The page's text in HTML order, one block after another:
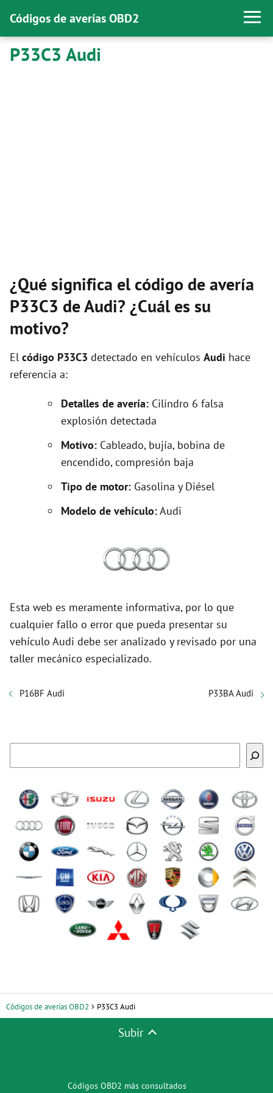
Códigos de averías OBD2
P33C3 Audi
¿Qué significa el código de avería
P33C3 de Audi? ¿Cuál es su
motivo?
El código P33C3 detectado en vehículos Audi hace
referencia a:
Detalles de avería: Cilindro 6 falsa
explosión detectada
Motivo: Cableado, bujía, bobina de
encendido, compresión baja
Tipo de motor: Gasolina y Diésel
Modelo de vehículo:Audi
Esta web es meramente informativa, por lo que
cualquier fallo o error que pueda presentar su
vehículo Audi debe ser analizado y revisado por una
taller mecánico especializado.
P16BF Audi P33BA Audi
Códigos de averías OBD2 P33C3 Audi
Subir
Códigos OBD2 más consultados